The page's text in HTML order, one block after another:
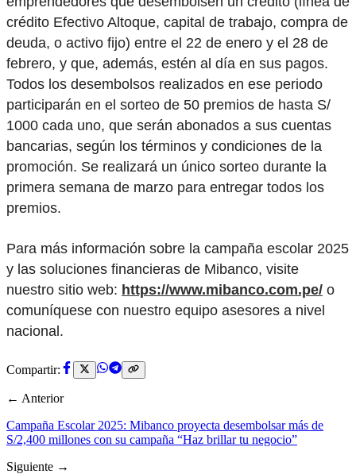
crédito Efectivo Altoque, capital de trabajo, compra de
deuda, o activo fijo) entre el 22 de enero y el 28 de
febrero, y que, además, estén al día en sus pagos.
Todos los desembolsos realizados en ese periodo
participarán en el sorteo de 50 premios de hasta S/
1000 cada uno, que serán abonados a sus cuentas
bancarias, según los términos y condiciones de la
promoción. Se realizará un único sorteo durante la
primera semana de marzo para entregar todos los
premios.
Para más información sobre la campaña escolar 2025
y las soluciones financieras de Mibanco, visite
nuestro sitio web: https://www.mibanco.com.pe/ o
comuníquese con nuestro equipo asesores a nivel
nacional.
Compartir:
← Anterior
Campaña Escolar 2025: Mibanco proyecta desembolsar más de
S/2,400 millones con su campaña “Haz brillar tu negocio”
Siguiente →